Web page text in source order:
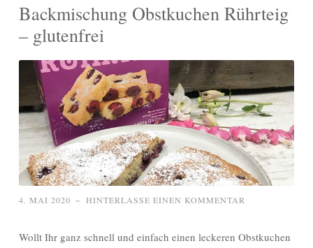
Backmischung Obstkuchen Rührteig
– glutenfrei
4. MAI 2020 ~ HINTERLASSE EINEN KOMMENTAR
Wollt Ihr ganz schnell und einfach einen leckeren Obstkuchen